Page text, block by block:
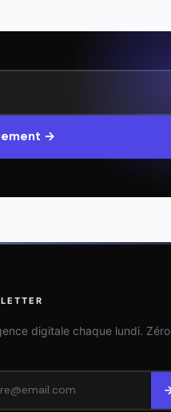
→
digitale chaque lundi. Zéro